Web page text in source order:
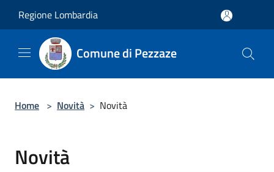
Regione Lombardia
Comune di Pezzaze
Home > Novità > Novità
Novità